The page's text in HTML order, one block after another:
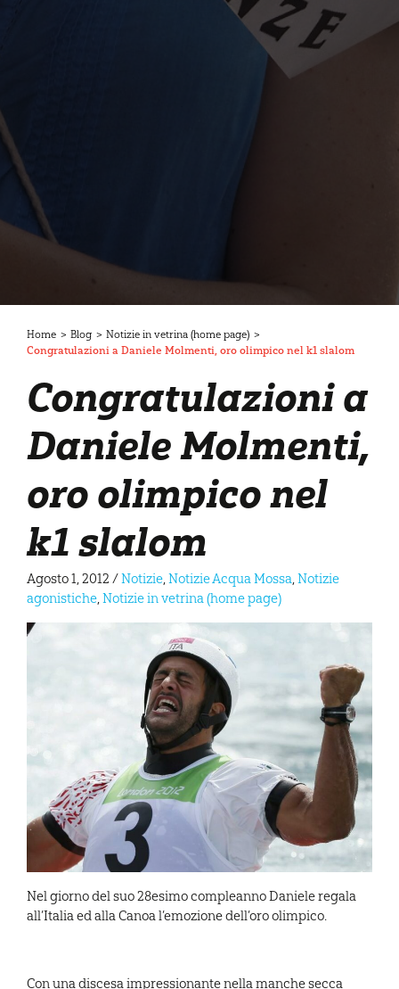
Home > Blog > Notizie in vetrina (home page) >
Congratulazioni a Daniele Molmenti, oro olimpico nel k1 slalom
Congratulazioni a
Daniele Molmenti,
oro olimpico nel
k1 slalom
Agosto 1, 2012 /Notizie Notizie Acqua Mossa Notizie
agonistiche Notizie in vetrina (home page)
Nel giorno del suo 28esimo compleanno Daniele regala
all’Italia ed alla Canoa l’emozione dell’oro olimpico.
Con una discesa impressionante nella manche secca